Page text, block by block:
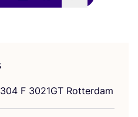
304 F 3021GT Rotterdam